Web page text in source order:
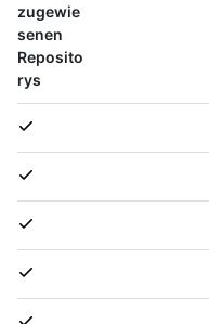
zugewie
senen
Reposito
rys